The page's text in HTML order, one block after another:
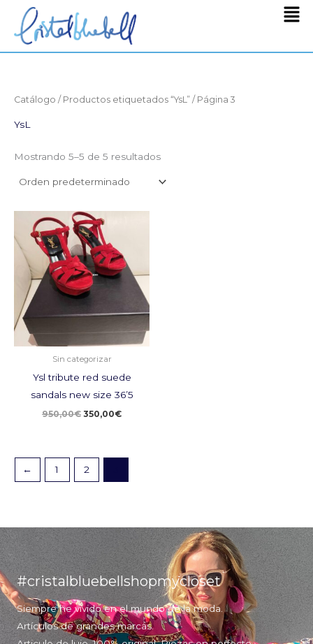
contenido
Catálogo / Productos etiquetados “YsL” / Página 3
YsL
Mostrando 5–5 de 5 resultados
Sin categorizar
Ysl tribute red suede
sandals new size 36’5
950,00€
El
precio
original
era:
950,00€.
350,00€
350,00€.
← 1 2
#cristalbluebellshopmycloset
Siempre he vivido en el mundo de la moda.
Artículos de grandes marcas.